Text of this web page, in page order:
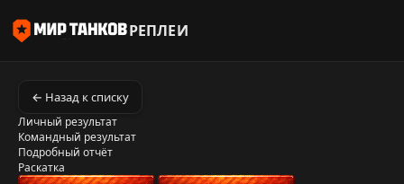
РЕПЛЕИ
← Назад к списку
Личный результат
Командный результат
Подробный отчёт
Раскатка